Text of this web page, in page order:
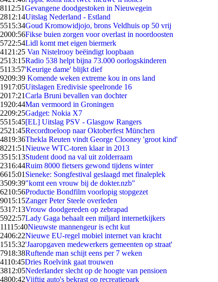
8112:51Gevangene doodgestoken in Nieuwegein
2812:14Uitslag Nederland - Estland
5515:34Goud Kromowidjojo, brons Veldhuis op 50 vrij
2000:56Fikse buien zorgen voor overlast in noordoosten
5722:54Lidl komt met eigen biermerk
41 21:25 Van Nistelrooy beëindigt loopbaan
2513:15Radio 538 helpt bijna 73.000 oorlogskinderen
5113:57'Keurige dame' blijkt dief
9209:39 Komende weken extreme kou in ons land
1917:05Uitslagen Eredivisie speelronde 16
2017:21Carla Bruni bevallen van dochter
1920:44Man vermoord in Groningen
2209:25Gadget: Nokia X7
5515:45[EL] Uitslag PSV - Glasgow Rangers
2521:45Recordtoeloop naar Oktoberfest München
4819:36Thekla Reuten vindt George Clooney 'groot kind'
8221:51Nieuwe WTC-toren klaar in 2013
3515:13Student dood na val uit zolderraam
2316:44Ruim 8000 fietsers gewond tijdens winter
6615:01 Sieneke: Songfestival geslaagd met finaleplek
3509:39"komt een vrouw bij de dokter.nzb"
6210:56Productie Bondfilm voorlopig stopgezet
9015:15Zanger Peter Steele overleden
5317:13Vrouw doodgereden op zebrapad
5922:57Lady Gaga behaalt een miljard internetkijkers
11115:40Nieuwste mannengeur is echt kut
2406:22Nieuwe EU-regel mobiel internet van kracht
1515:32'Jaaropgaven medewerkers gemeenten op straat'
7918:38Ruftende man schijt eens per 7 weken
4110:45Dries Roelvink gaat trouwen
3812:05Nederlander slecht op de hoogte van pensioen
4800:42Vijftig auto's bekrast op recreatiepark